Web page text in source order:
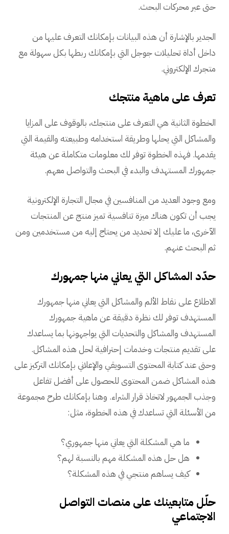
حتى عبر محركات البحث.
الجدير بالإشارة أن هذه البيانات بإمكانك التعرف عليها من
داخل أداة تحليلات جوجل التي بإمكانك ربطها بكل سهولة مع
متجرك الإلكتروني.
تعرف على ماهية منتجك
الخطوة الثانية هي التعرف على منتجك، بالوقوف على المزايا
والمشاكل التي يحلها وطريقة استخدامه وطبيعته والقيمة التي
يقدمها. فهذه الخطوة توفر لك معلومات متكاملة عن هيئة
جمهورك المستهدف والبدء في البحث والتواصل معهم.
ومع وجود العديد من المنافسين في مجال التجارة الإلكترونية
يجب أن تكون هناك ميزة تنافسية تميز منتج عن المنتجات
الآخرى، ما عليك إلا تحديد من يحتاج إليه من مستخدمين ومن
ثم البحث عنهم.
حدّد المشاكل التي يعاني منها جمهورك
الاطلاع على نقاط الألم والمشاكل التي يعاني منها جمهورك
المستهدف توفر لك نظرة دقيقة عن ماهية جمهورك
المستهدف والمشاكل والتحديات التي يواجهونها بما يساعدك
على تقديم منتجات وخدمات إحترافية لحل هذه المشاكل.
وحتى عند كتابة المحتوى التسويقي والإعلاني بإمكانك التركيز على
هذه المشاكل ضمن المحتوى للحصول على أفضل تفاعل
وجذب الجمهور لاتخاذ قرار الشراء. وهنا بإمكانك طرح مجموعة
من الأسئلة التي تساعدك في هذه الخطوة، مثل:
ما هي المشكلة التي يعاني منها جمهوري؟
هل حل هذه المشكلة مهم بالنسبة لهم؟
كيف يساهم منتجي في هذه المشكلة؟
حلّل متابعينك على منصات التواصل
الاجتماعي